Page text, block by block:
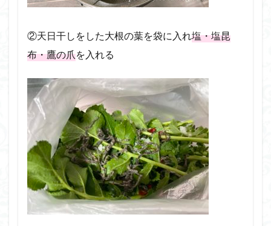
②天日干しをした大根の葉を袋に入れ塩・塩昆
布・鷹の爪を入れる